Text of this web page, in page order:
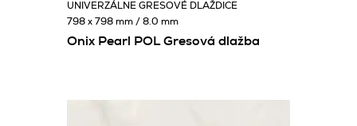
Onix Pearl POL Gresová dlažba
UNIVERZÁLNE GRESOVÉ DLAŽDICE
798 x 798 mm / 8.0 mm